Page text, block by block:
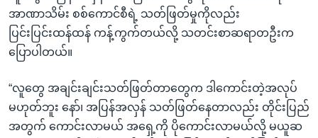
အာဏာသိမ်း စစ်ကောင်စီရဲ့ သတ်ဖြတ်မှုကိုလည်း
ပြင်းပြင်းထန်ထန် ကန့်ကွက်တယ်လို့ သတင်းစာဆရာတဦးက
ပြောပါတယ်။
“လူတွေ အချင်းချင်းသတ်ဖြတ်တာတွေက ဒါကောင်းတဲ့အလုပ်
မဟုတ်ဘူး နော်၊ အပြန်အလှန် သတ်ဖြတ်နေတာလည်း တိုင်းပြည်
အတွက် ကောင်းလာမယ် အရှေ့ကို ပိုကောင်းလာမယ်လို့ မယူဆ